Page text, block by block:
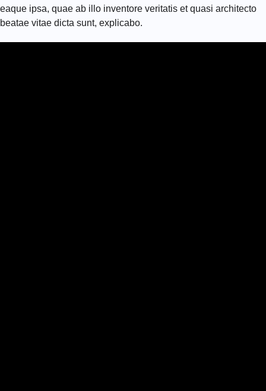
eaque ipsa, quae ab illo inventore veritatis et quasi architecto
beatae vitae dicta sunt, explicabo.